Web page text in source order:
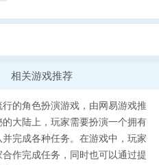
相关游戏推荐
的角色扮演游戏，由网易游戏推
大陆上，玩家需要扮演一个拥有
完成各种任务。在游戏中，玩家
作完成任务，同时也可以通过提